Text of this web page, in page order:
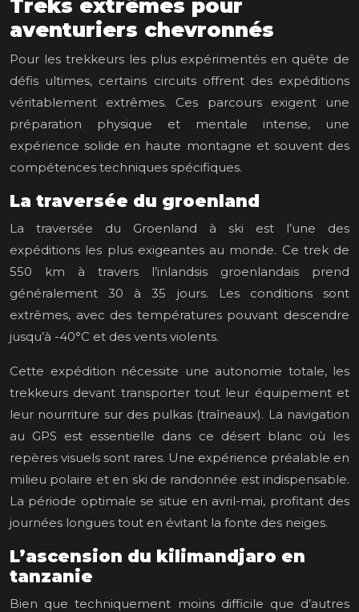
Treks extrêmes pour
aventuriers chevronnés
Pour les trekkeurs les plus expérimentés en quête de
défis ultimes, certains circuits offrent des expéditions
véritablement extrêmes. Ces parcours exigent une
préparation physique et mentale intense, une
expérience solide en haute montagne et souvent des
compétences techniques spécifiques.
La traversée du groenland
La traversée du Groenland à ski est l’une des
expéditions les plus exigeantes au monde. Ce trek de
550 km à travers l’inlandsis groenlandais prend
généralement 30 à 35 jours. Les conditions sont
extrêmes, avec des températures pouvant descendre
jusqu’à -40°C et des vents violents.
Cette expédition nécessite une autonomie totale, les
trekkeurs devant transporter tout leur équipement et
leur nourriture sur des pulkas (traîneaux). La navigation
au GPS est essentielle dans ce désert blanc où les
repères visuels sont rares. Une expérience préalable en
milieu polaire et en ski de randonnée est indispensable.
La période optimale se situe en avril-mai, profitant des
journées longues tout en évitant la fonte des neiges.
L’ascension du kilimandjaro en
tanzanie
Bien que techniquement moins difficile que d’autres